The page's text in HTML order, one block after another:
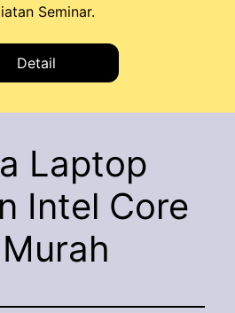
Seminar.
Detail
Laptop
Intel Core